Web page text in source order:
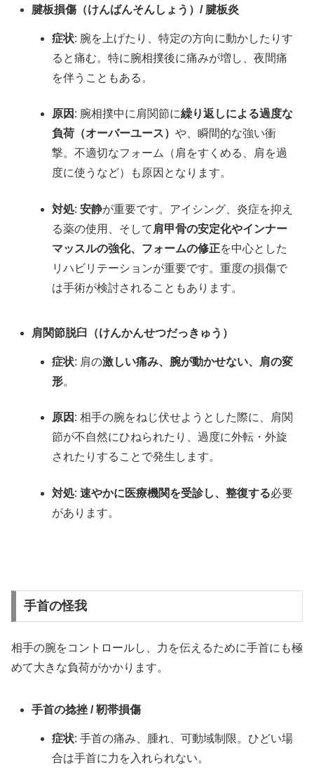
腱板損傷（けんばんそんしょう）/ 腱板炎
症状: 腕を上げたり、特定の方向に動かしたりす
ると痛む。特に腕相撲後に痛みが増し、夜間痛
を伴うこともある。
原因 : 腕相撲中に肩関節に繰り返しによる過度な
負荷（オーバーユース）や、瞬間的な強い衝
撃。不適切なフォーム（肩をすくめる、肩を過
度に使うなど）も原因となります。
対処:安静が重要です。アイシング、炎症を抑え
る薬の使用、そして 肩甲骨の安定化やインナー
マッスルの強化、フォームの修正を中心とした
リハビリテーションが重要です。重度の損傷で
は手術が検討されることもあります。
肩関節脱臼（けんかんせつだっきゅう）
症状: 肩の激しい痛み、腕が動かせない、肩の変
形。
原因 : 相手の腕をねじ伏せようとした際に、肩関
節が不自然にひねられたり、過度に外転・外旋
されたりすることで発生します。
対処:速やかに医療機関を受診し、整復する必要
があります。
手首の怪我
相手の腕をコントロールし、力を伝えるために手首にも極
めて大きな負荷がかかります。
手首の捻挫 / 靭帯損傷
症状: 手首の痛み、腫れ、可動域制限。ひどい場
合は手首に力を入れられない。